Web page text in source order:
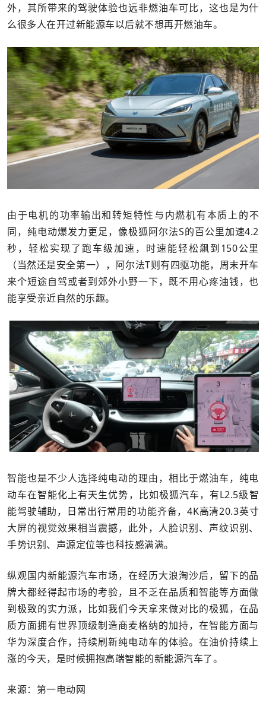
外，其所带来的驾驶体验也远非燃油车可比，这也是为什
么很多人在开过新能源车以后就不想再开燃油车。
由于电机的功率输出和转矩特性与内燃机有本质上的不
同，纯电动爆发力更足，像极狐阿尔法S的百公里加速4.2
秒，轻松实现了跑车级加速，时速能轻松飙到150公里
（当然还是安全第一），阿尔法T则有四驱功能，周末开车
来个短途自驾或者到郊外小野一下，既不用心疼油钱，也
能享受亲近自然的乐趣。
智能也是不少人选择纯电动的理由，相比于燃油车，纯电
动车在智能化上有天生优势，比如极狐汽车，有L2.5级智
能驾驶辅助，日常出行常用的功能齐备，4K高清20.3英寸
大屏的视觉效果相当震撼，此外，人脸识别、声纹识别、
手势识别、声源定位等也科技感满满。
纵观国内新能源汽车市场，在经历大浪淘沙后，留下的品
牌大都经得起市场的考验，且不乏在品质和智能等方面做
到极致的实力派，比如我们今天拿来做对比的极狐，在品
质方面拥有世界顶级制造商麦格纳的加持，在智能方面与
华为深度合作，持续刷新纯电动车的体验。在油价持续上
涨的今天，是时候拥抱高端智能的新能源汽车了。
来源：第一电动网